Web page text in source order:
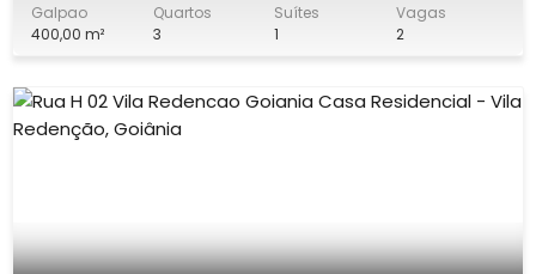
privacidade e infraestrutura profissional. Se você busca o
imóvel perfeito para buffets, salão de festas, treinamentos
Galpao
400,00 m²
Quartos
3
Suítes
1
Vagas
2